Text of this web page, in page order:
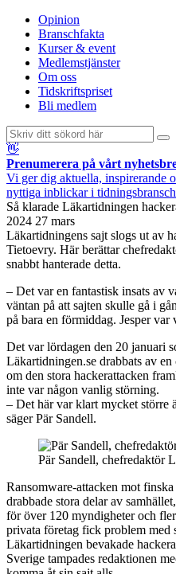
Opinion
Branschfakta
Kurser & event
Medlemstjänster
Om oss
Tidskriftspriset
Bli medlem
👋
Prenumerera på vårt
Vi ger dig aktuella, inspirerande
nyttiga inblickar i
Så klarade Läkartidningen
2024 27 mars
Läkartidningens sajt slogs ut av
Tietoevry. Här berättar
snabbt hanterade detta.
– Det var en fantastisk insats av
väntan på att sajten skulle gå i
på bara en förmiddag. Jesper var
Det var lördagen den 20 januari
Läkartidningen.se drabbats av
om den stora hackerattacken
inte var någon vanlig störning.
– Det här var klart mycket större
säger Pär Sandell.
Pär Sandell, chefredaktör
Ransomware-attacken mot
drabbade stora delar av
för över 120 myndigheter och
privata företag fick problem med
Läkartidningen bevakade
Sverige tampades redaktionen